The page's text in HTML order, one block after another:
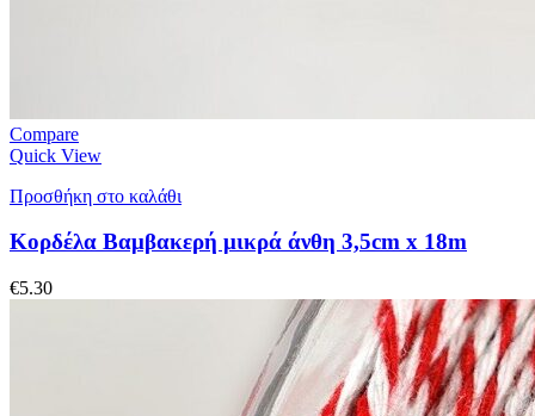
Compare
Quick View
Προσθήκη στο καλάθι
Κορδέλα Βαμβακερή μικρά άνθη 3,5cm x 18m
€5.30